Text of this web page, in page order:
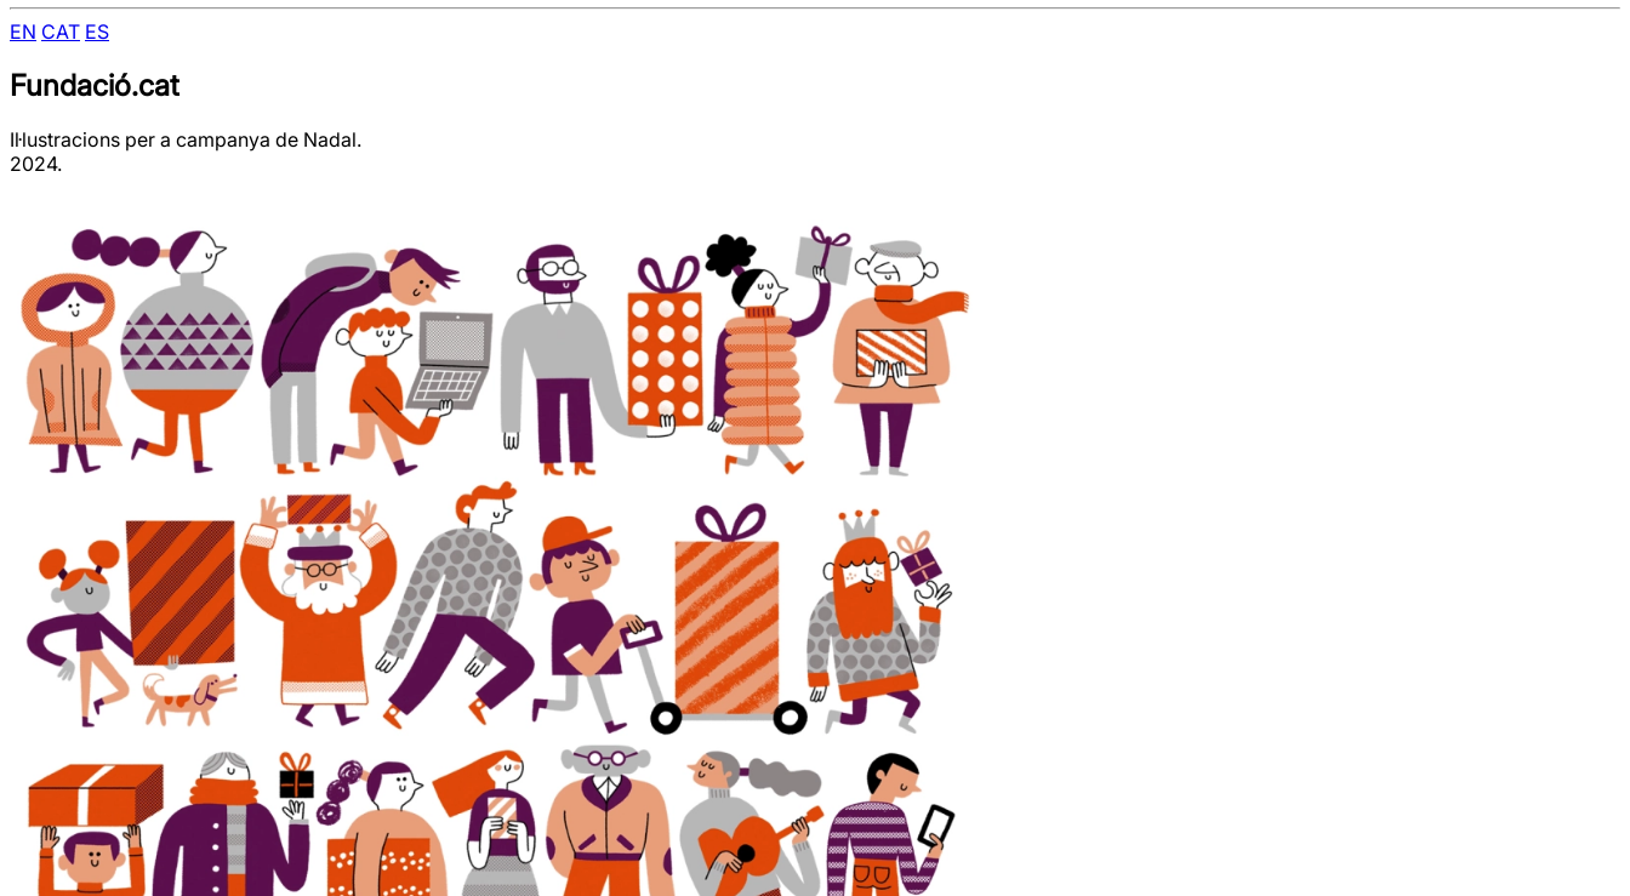
EN CAT ES
Fundació.cat
Il·lustracions per a campanya de Nadal.
2024.